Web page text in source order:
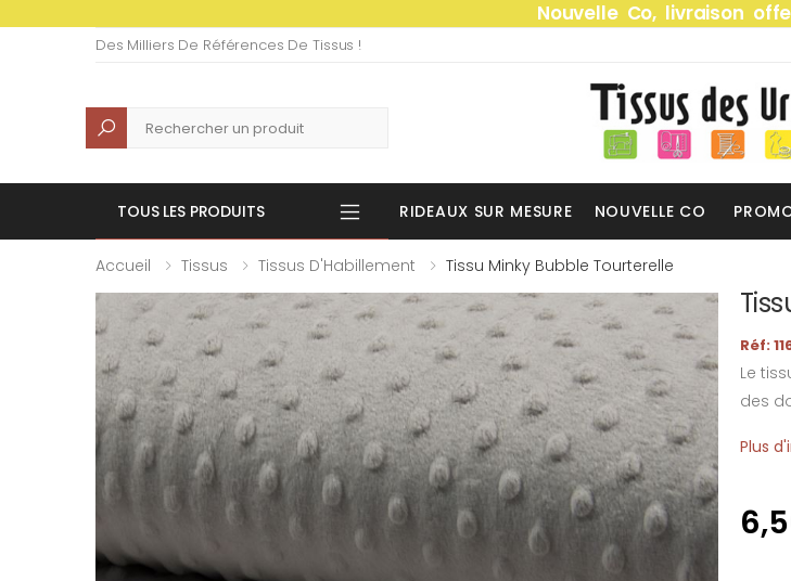
Nouvelle Co, livraison
Des Milliers De Références De Tissus !
Recherche
TOUS LES PRODUITS RIDEAUX SUR MESURE NOUVELLE CO
Accueil Tissus Tissus D'Habillement Tissu Minky Bubble Tourterelle
Réf:
Le
des
Plus